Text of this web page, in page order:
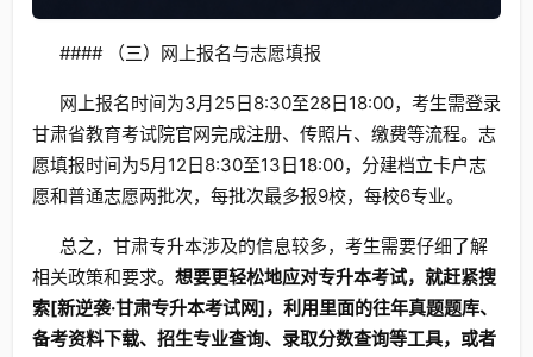
#### （三）网上报名与志愿填报
网上报名时间为3月25日8:30至28日18:00，考生需登录
甘肃省教育考试院官网完成注册、传照片、缴费等流程。志
愿填报时间为5月12日8:30至13日18:00，分建档立卡户志
愿和普通志愿两批次，每批次最多报9校，每校6专业。
总之，甘肃专升本涉及的信息较多，考生需要仔细了解
相关政策和要求。 想要更轻松地应对专升本考试，就赶紧搜
索[新逆袭·甘肃专升本考试网]，利用里面的往年真题题库、
备考资料下载、招生专业查询、录取分数查询等工具，或者